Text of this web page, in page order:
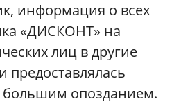
информация о всех
«ДИСКОНТ» на
лиц в другие
предоставлялась
опозданием.